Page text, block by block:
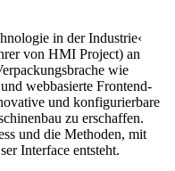
in der Industrie‹
von HMI Project) an
wie
webbasierte Frontend-
und konfigurierbare
zu erschaffen.
und die Methoden, mit
Interface entsteht.